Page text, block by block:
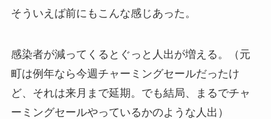
そういえば前にもこんな感じあった。
感染者が減ってくるとぐっと人出が増える。（元
町は例年なら今週チャーミングセールだったけ
ど、それは来月まで延期。でも結局、まるでチャ
ーミングセールやっているかのような人出）